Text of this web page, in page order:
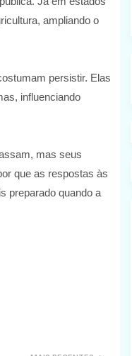
ampliando o
persistir. Elas
influenciando
mas seus
que as respostas às
preparado quando a